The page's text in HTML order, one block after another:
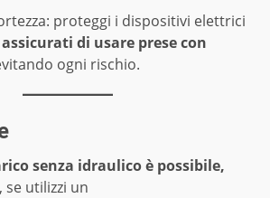
proteggi i dispositivi elettrici
assicurati di usare prese con
ogni rischio.
senza idraulico è possibile,
, se utilizzi un